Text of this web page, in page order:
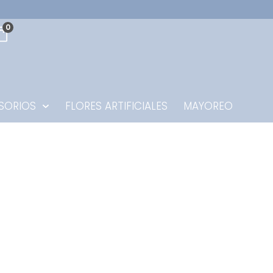
0
FLORES ARTIFICIALES MAYOREO